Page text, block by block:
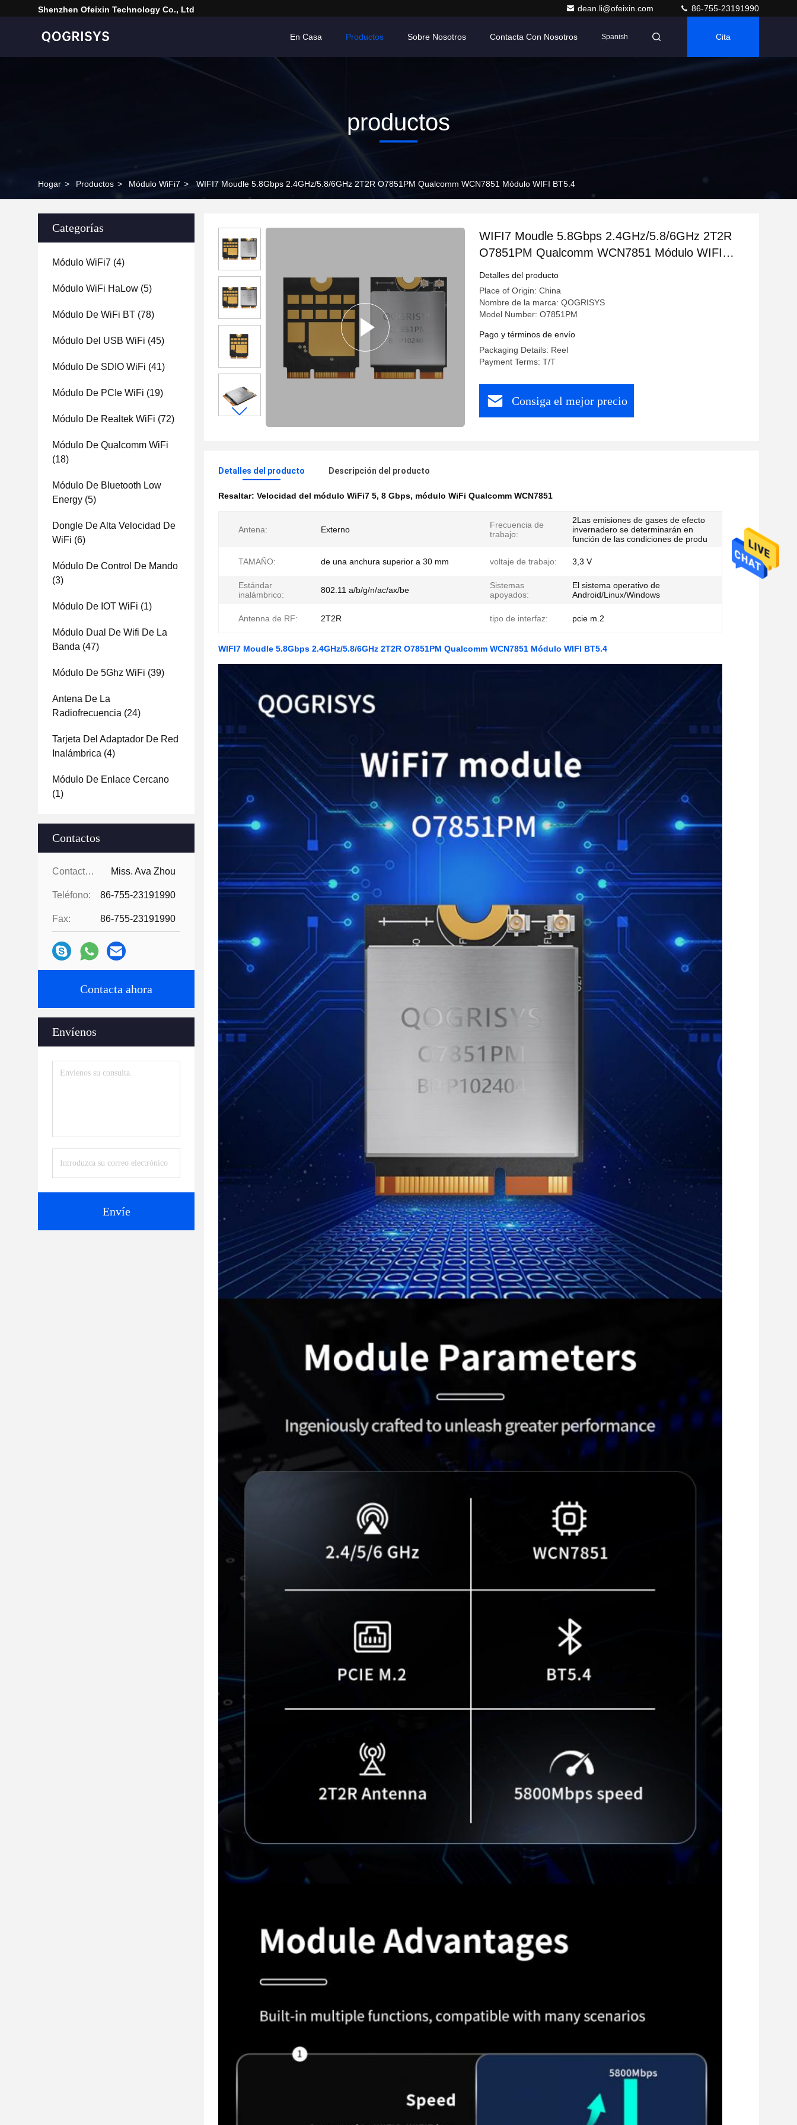
Shenzhen Ofeixin Technology Co., Ltd dean.li@ofeixin.com 86-755-23191990
En Casa Productos Sobre Nosotros Contacta Con Nosotros Spanish Cita
productos
Hogar > Productos > Módulo WiFi7 > WIFI7 Moudle 5.8Gbps 2.4GHz/5.8/6GHz 2T2R O7851PM Qualcomm WCN7851 Módulo WIFI BT5.4
Categorías
Módulo WiFi7 (4)
Módulo WiFi HaLow (5)
Módulo De WiFi BT (78)
Módulo Del USB WiFi (45)
Módulo De SDIO WiFi (41)
Módulo De PCIe WiFi (19)
Módulo De Realtek WiFi (72)
Módulo De Qualcomm WiFi
(18)
Módulo De Bluetooth Low
Energy (5)
Dongle De Alta Velocidad De
WiFi (6)
Módulo De Control De Mando
(3)
Módulo De IOT WiFi (1)
Módulo Dual De Wifi De La
Banda (47)
Módulo De 5Ghz WiFi (39)
Antena De La
Radiofrecuencia (24)
Tarjeta Del Adaptador De Red
Inalámbrica (4)
Módulo De Enlace Cercano
(1)
Contactos
Contactos: Miss. Ava Zhou
Teléfono: 86-755-23191990
Fax: 86-755-23191990
Contacta ahora
Envíenos
Envíe
WIFI7 Moudle 5.8Gbps 2.4GHz/5.8/6GHz 2T2R
O7851PM Qualcomm WCN7851 Módulo WIFI
BT5.4
Detalles del producto
Place of Origin: China
Nombre de la marca: QOGRISYS
Model Number: O7851PM
Pago y términos de envío
Packaging Details: Reel
Payment Terms: T/T
Consiga el mejor precio
Detalles del producto Descripción del producto
Resaltar: Velocidad del módulo WiFi7 5, 8 Gbps, módulo WiFi Qualcomm WCN7851
Antena: Externo
Frecuencia de
trabajo:
2Las emisiones de gases de efecto
invernadero se determinarán en
función de las condiciones de produ
TAMAÑO: de una anchura superior a 30 mm voltaje de trabajo: 3,3 V
Estándar
inalámbrico:
802.11 a/b/g/n/ac/ax/be
Sistemas
apoyados:
El sistema operativo de
Android/Linux/Windows
Antenna de RF: 2T2R tipo de interfaz: pcie m.2
WIFI7 Moudle 5.8Gbps 2.4GHz/5.8/6GHz 2T2R O7851PM Qualcomm WCN7851 Módulo WIFI BT5.4